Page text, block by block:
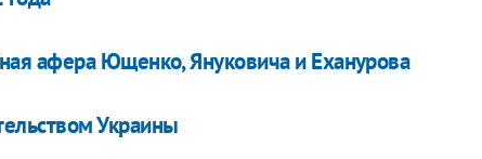
афера Ющенко, Януковича и Еханурова
Украины